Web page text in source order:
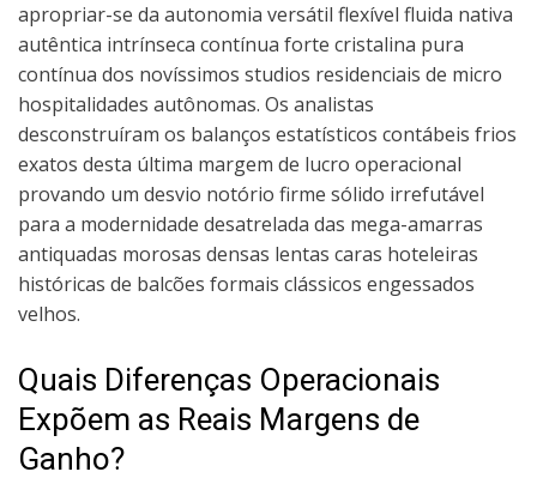
apropriar-se da autonomia versátil flexível fluida nativa
autêntica intrínseca contínua forte cristalina pura
contínua dos novíssimos studios residenciais de micro
hospitalidades autônomas. Os analistas
desconstruíram os balanços estatísticos contábeis frios
exatos desta última margem de lucro operacional
provando um desvio notório firme sólido irrefutável
para a modernidade desatrelada das mega-amarras
antiquadas morosas densas lentas caras hoteleiras
históricas de balcões formais clássicos engessados
velhos.
Quais Diferenças Operacionais
Expõem as Reais Margens de
Ganho?